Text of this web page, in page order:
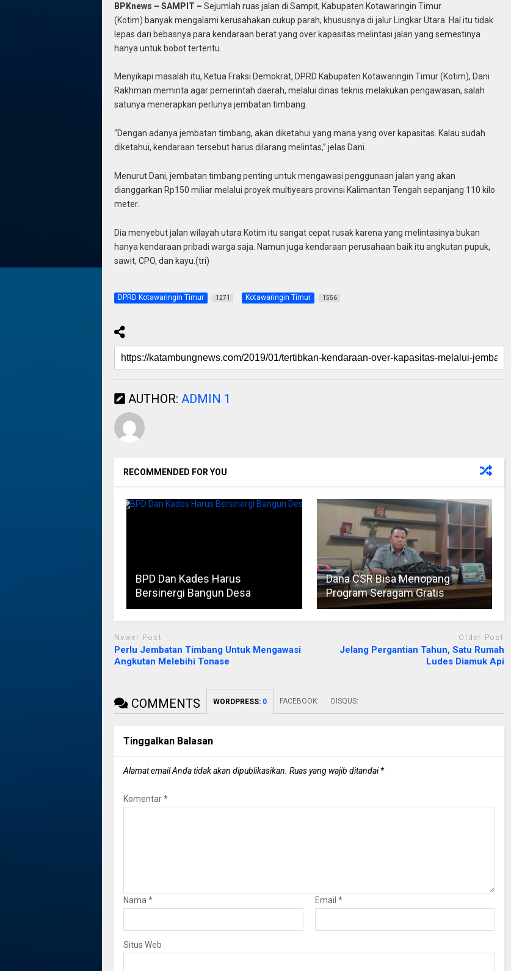
BPKnews – SAMPIT – Sejumlah ruas jalan di Sampit, Kabupaten Kotawaringin Timur
(Kotim) banyak mengalami kerusahakan cukup parah, khususnya di jalur Lingkar Utara. Hal itu tidak
lepas dari bebasnya para kendaraan berat yang over kapasitas melintasi jalan yang semestinya
hanya untuk bobot tertentu.
Menyikapi masalah itu, Ketua Fraksi Demokrat, DPRD Kabupaten Kotawaringin Timur (Kotim), Dani
Rakhman meminta agar pemerintah daerah, melalui dinas teknis melakukan pengawasan, salah
satunya menerapkan perlunya jembatan timbang.
“Dengan adanya jembatan timbang, akan diketahui yang mana yang over kapasitas. Kalau sudah
diketahui, kendaraan tersebut harus dilarang melintas,” jelas Dani.
Menurut Dani, jembatan timbang penting untuk mengawasi penggunaan jalan yang akan
dianggarkan Rp150 miliar melalui proyek multiyears provinsi Kalimantan Tengah sepanjang 110 kilo
meter.
Dia menyebut jalan wilayah utara Kotim itu sangat cepat rusak karena yang melintasinya bukan
hanya kendaraan pribadi warga saja. Namun juga kendaraan perusahaan baik itu angkutan pupuk,
sawit, CPO, dan kayu.(tri)
DPRD Kotawaringin Timur 1271 Kotawaringin Timur 1556
AUTHOR: ADMIN 1
RECOMMENDED FOR YOU
BPD Dan Kades Harus
Bersinergi Bangun Desa
Dana CSR Bisa Menopang
Program Seragam Gratis
Newer Post
Perlu Jembatan Timbang Untuk Mengawasi
Angkutan Melebihi Tonase
Older Post
Jelang Pergantian Tahun, Satu Rumah
Ludes Diamuk Api
COMMENTS WORDPRESS: 0 FACEBOOK: DISQUS:
Tinggalkan Balasan
Alamat email Anda tidak akan dipublikasikan. Ruas yang wajib ditandai*
Komentar*
Nama* Email *
Situs Web